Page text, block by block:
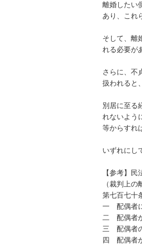
離婚したい
あり、これ
そして、離
れる必要が
さらに、不
扱われると
別居に至る
れないよう
等からすれ
いずれにし
【参考】民
（裁判上の
第七百七十
一　配偶者
二　配偶者
三　配偶者
四　配偶者